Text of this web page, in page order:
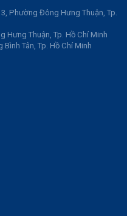
Phường Đông Hưng Thuận, Tp.
Hưng Thuận, Tp. Hồ Chí Minh
Tân, Tp. Hồ Chí Minh